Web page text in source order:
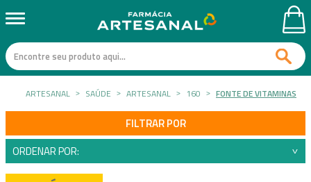
ARTESANAL SAÚDE ARTESANAL 160 FONTE DE VITAMINAS
FILTRAR POR
ORDENAR POR: